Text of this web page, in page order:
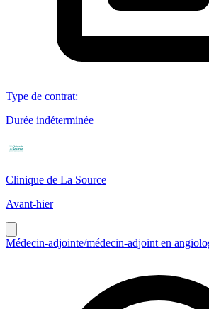
Type de contrat:
Durée indéterminée
Clinique de La Source
Avant-hier
Médecin-adjointe/médecin-adjoint en